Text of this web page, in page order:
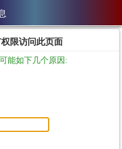
限访问此页面
能如下几个原因: